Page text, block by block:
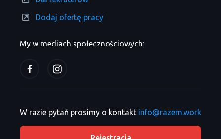
My w mediach społecznościowych:
Dodaj ofertę pracy
W razie pytań prosimy o kontakt info@razem.work